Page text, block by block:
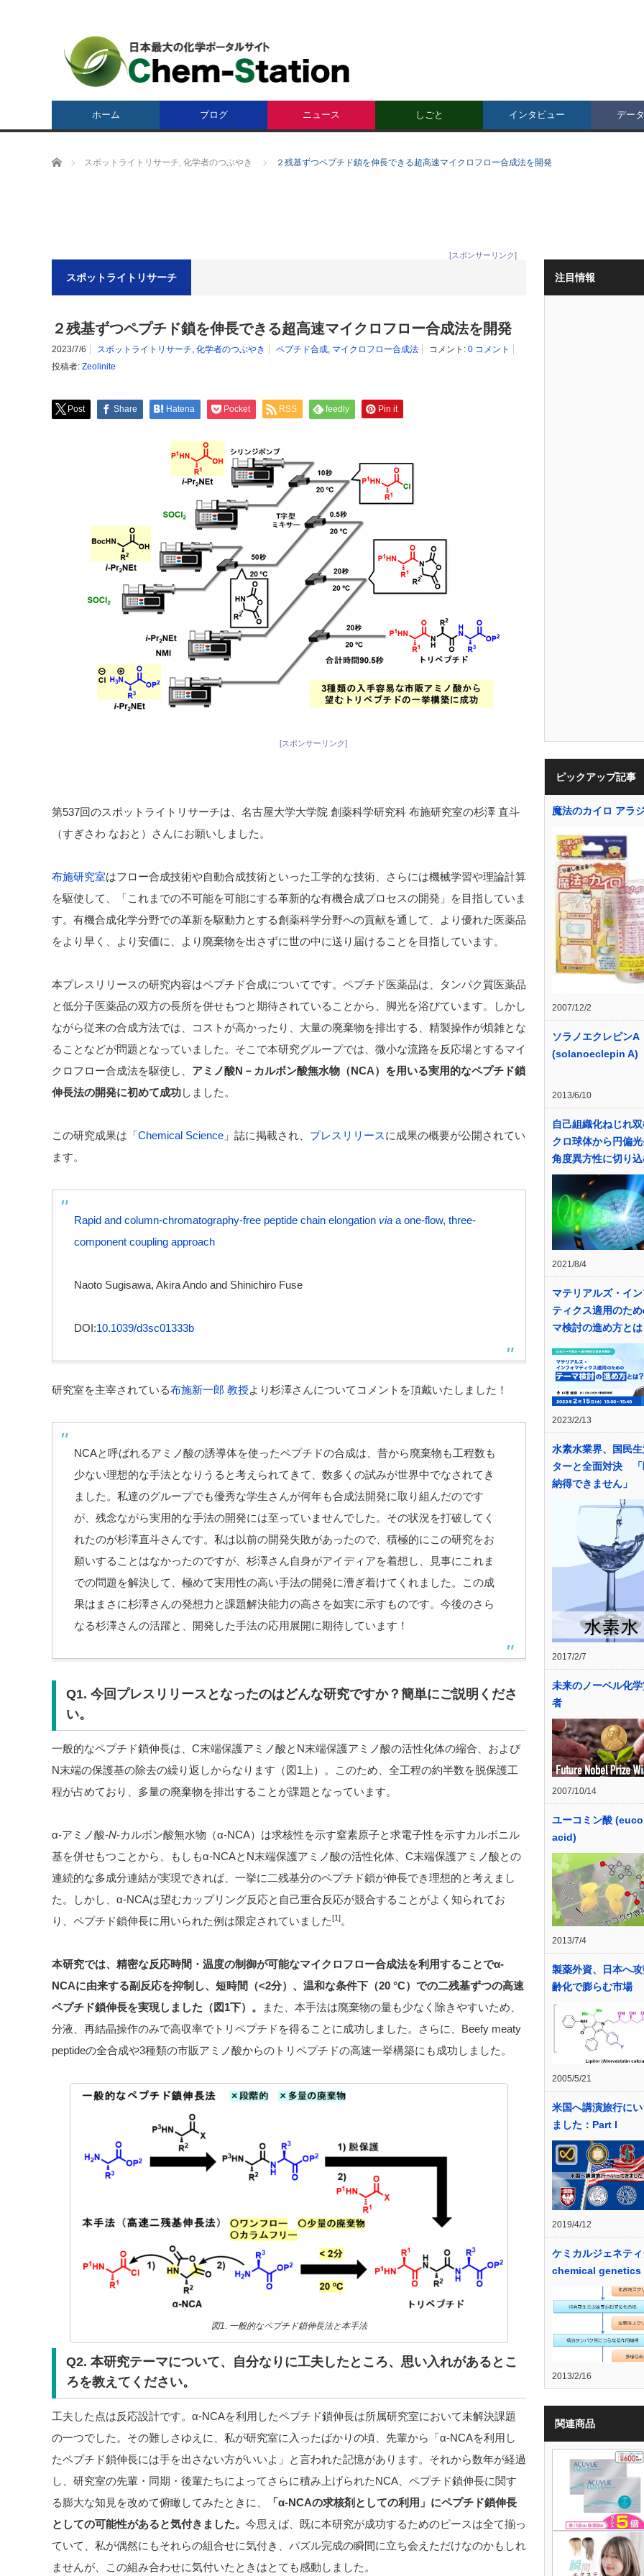
ホーム ブログ ニュース しごと インタビュー デー
ホーム スポットライトリサーチ, 化学者のつぶやき ２残基ずつペプチド鎖を伸長できる超高速マイクロフロー合成法を開発
[スポンサーリンク]
スポットライトリサーチ
２残基ずつペプチド鎖を伸長できる超高速マイクロフロー合成法を開発
2023/7/6 スポットライトリサーチ, 化学者のつぶやき ペプチド合成, マイクロフロー合成法 コメント: 0 コメント
投稿者: Zeolinite
Post Share Hatena Pocket RSS feedly Pin it
[スポンサーリンク]
第537回のスポットライトリサーチは、名古屋大学大学院 創薬科学研究科 布施研究室の杉澤 直斗
（すぎさわ なおと）さんにお願いしました。
布施研究室はフロー合成技術や自動合成技術といった工学的な技術、さらには機械学習や理論計算
を駆使して、「これまでの不可能を可能にする革新的な有機合成プロセスの開発」を目指していま
す。有機合成化学分野での革新を駆動力とする創薬科学分野への貢献を通して、より優れた医薬品
をより早く、より安価に、より廃棄物を出さずに世の中に送り届けることを目指しています。
本プレスリリースの研究内容はペプチド合成についてです。ペプチド医薬品は、タンパク質医薬品
と低分子医薬品の双方の長所を併せもつと期待されていることから、脚光を浴びています。しかし
ながら従来の合成方法では、コストが高かったり、大量の廃棄物を排出する、精製操作が煩雑とな
ることなどが問題となっていました。そこで本研究グループでは、微小な流路を反応場とするマイ
クロフロー合成法を駆使し、 アミノ酸N－カルボン酸無水物（NCA）を用いる実用的なペプチド鎖
伸長法の開発に初めて成功しました。
この研究成果は「Chemical Science 」誌に掲載され、 プレスリリースに成果の概要が公開されてい
ます。
Rapid and column-chromatography-free peptide chain elongation via a one-flow, three-
component coupling approach
Naoto Sugisawa, Akira Ando and Shinichiro Fuse
DOI:10.1039/d3sc01333b
研究室を主宰されている布施新一郎 教授より杉澤さんについてコメントを頂戴いたしました！
NCAと呼ばれるアミノ酸の誘導体を使ったペプチドの合成は、昔から廃棄物も工程数も
少ない理想的な手法となりうると考えられてきて、数多くの試みが世界中でなされてき
ました。私達のグループでも優秀な学生さんが何年も合成法開発に取り組んだのです
が、残念ながら実用的な手法の開発には至っていませんでした。その状況を打破してく
れたのが杉澤直斗さんです。私は以前の開発失敗があったので、積極的にこの研究をお
願いすることはなかったのですが、杉澤さん自身がアイディアを着想し、見事にこれま
での問題を解決して、極めて実用性の高い手法の開発に漕ぎ着けてくれました。この成
果はまさに杉澤さんの発想力と課題解決能力の高さを如実に示すものです。今後のさら
なる杉澤さんの活躍と、開発した手法の応用展開に期待しています！
Q1. 今回プレスリリースとなったのはどんな研究ですか？簡単にご説明くださ
い。
一般的なペプチド鎖伸長は、C末端保護アミノ酸とN末端保護アミノ酸の活性化体の縮合、および
N末端の保護基の除去の繰り返しからなります（図1上）。このため、全工程の約半数を脱保護工
程が占めており、多量の廃棄物を排出することが課題となっています。
α-アミノ酸-N-カルボン酸無水物（α-NCA）は求核性を示す窒素原子と求電子性を示すカルボニル
基を併せもつことから、もしもα-NCAとN末端保護アミノ酸の活性化体、C末端保護アミノ酸との
連続的な多成分連結が実現できれば、一挙に二残基分のペプチド鎖が伸長でき理想的と考えまし
た。しかし、α-NCAは望むカップリング反応と自己重合反応が競合することがよく知られてお
り、ペプチド鎖伸長に用いられた例は限定されていました[1]。
本研究では、精密な反応時間・温度の制御が可能なマイクロフロー合成法を利用することでα-
NCAに由来する副反応を抑制し、短時間（<2分）、温和な条件下（20 °C）での二残基ずつの高速
ペプチド鎖伸長を実現しました（図1下）。
また、本手法は廃棄物の量も少なく除きやすいため、
分液、再結晶操作のみで高収率でトリペプチドを得ることに成功しました。さらに、Beefy meaty
peptideの全合成や3種類の市販アミノ酸からのトリペプチドの高速一挙構築にも成功しました。
図1. 一般的なペプチド鎖伸長法と本手法
Q2. 本研究テーマについて、自分なりに工夫したところ、思い入れがあるとこ
ろを教えてください。
工夫した点は反応設計です。α-NCAを利用したペプチド鎖伸長は所属研究室において未解決課題
の一つでした。その難しさゆえに、私が研究室に入ったばかりの頃、先輩から「α-NCAを利用し
たペプチド鎖伸長には手を出さない方がいいよ」と言われた記憶があります。それから数年が経過
し、研究室の先輩・同期・後輩たちによってさらに積み上げられたNCA、ペプチド鎖伸長に関す
る膨大な知見を改めて俯瞰してみたときに、
「α-NCAの求核剤としての利用」にペプチド鎖伸長
としての可能性があると気付きました。 今思えば、既に本研究が成功するためのピースは全て揃っ
ていて、私が偶然にもそれらの組合せに気付き、パズル完成の瞬間に立ち会えただけなのかもしれ
ませんが、この組み合わせに気付いたときはとても感動しました。
注目情報
ピックアップ記事
魔法のカイロ アラ
2007/12/2
ソラノエクレピンA
(solanoeclepin A)
2013/6/10
自己組織化ねじれ
クロ球体から円偏
角度異方性に切り
2021/8/4
マテリアルズ・イ
ティクス適用のた
マ検討の進め方と
2023/2/13
水素水業界、国民
ターと全面対決 「
納得できません」
2017/2/7
未来のノーベル化
者
2007/10/14
ユーコミン酸
acid)
2013/7/4
製薬外資、日本へ
齢化で膨らむ市場
2005/5/21
米国へ講演旅行に
ました：Part I
2019/4/12
ケミカルジェネテ
chemical genetics
2013/2/16
関連商品